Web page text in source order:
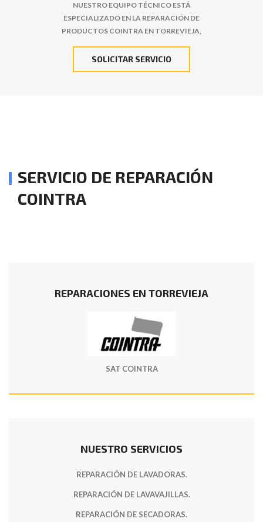
NUESTRO EQUIPO TÉCNICO ESTÁ
ESPECIALIZADO EN LA REPARACIÓN DE
PRODUCTOS COINTRA EN TORREVIEJA,
SOLICITAR SERVICIO
SERVICIO DE REPARACIÓN
COINTRA
REPARACIONES EN TORREVIEJA
SAT COINTRA
NUESTRO SERVICIOS
REPARACIÓN DE LAVADORAS.
REPARACIÓN DE LAVAVAJILLAS.
REPARACIÓN DE SECADORAS.